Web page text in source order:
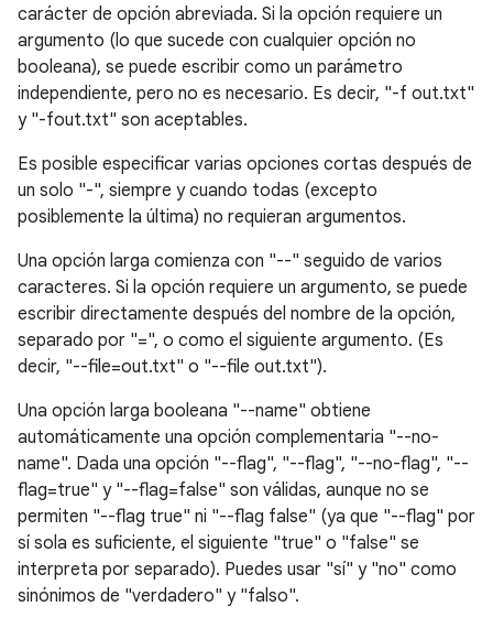
carácter de opción abreviada. Si la opción requiere un
argumento (lo que sucede con cualquier opción no
booleana), se puede escribir como un parámetro
independiente, pero no es necesario. Es decir, "-f out.txt"
y "-fout.txt" son aceptables.
Es posible especificar varias opciones cortas después de
un solo "-", siempre y cuando todas (excepto
posiblemente la última) no requieran argumentos.
Una opción larga comienza con "--" seguido de varios
caracteres. Si la opción requiere un argumento, se puede
escribir directamente después del nombre de la opción,
separado por "=", o como el siguiente argumento. (Es
decir, "--file=out.txt" o "--file out.txt").
Una opción larga booleana "--name" obtiene
automáticamente una opción complementaria "--no-
name". Dada una opción "--flag", "--flag", "--no-flag", "--
flag=true" y "--flag=false" son válidas, aunque no se
permiten "--flag true" ni "--flag false" (ya que "--flag" por
sí sola es suficiente, el siguiente "true" o "false" se
interpreta por separado). Puedes usar "sí" y "no" como
sinónimos de "verdadero" y "falso".